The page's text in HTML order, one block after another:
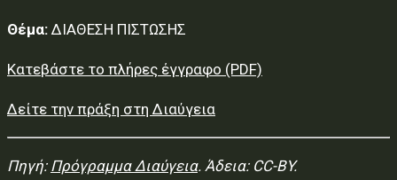
Θέμα: ΔΙΑΘΕΣΗ ΠΙΣΤΩΣΗΣ
Κατεβάστε το πλήρες έγγραφο (PDF)
Δείτε την πράξη στη Διαύγεια
Πηγή: Πρόγραμμα Διαύγεια. Άδεια: CC-BY.